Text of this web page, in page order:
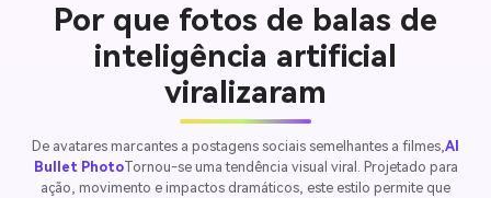
Por que fotos de balas de
inteligência artificial
viralizaram
De avatares marcantes a postagens sociais semelhantes a filmes, AI
Bullet PhotoTornou-se uma tendência visual viral. Projetado para
ação, movimento e impactos dramáticos, este estilo permite que